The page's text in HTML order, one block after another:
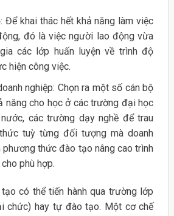
Để khai thác hết khả năng làm việc
đó là việc người lao động vừa
các lớp huấn luyện về trình độ
hiện công việc.
nghiệp: Chọn ra một số cán bộ
năng cho học ở các trường đại học
các trường dạy nghề để trau
tuỳ từng đối tượng mà doanh
phương thức đào tạo nâng cao trình
phù hợp.
có thể tiến hành qua trường lớp
chức) hay tự đào tạo. Một cơ chế